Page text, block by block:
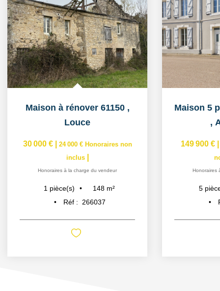
Maison à rénover 61150 ,
Louce
30 000 € 24 000 € Honoraires non
inclus
Honoraires à la charge du vendeur
1 pièce(s) 148 m²
Réf :
266037
,
149 900 €
Honoraires
5